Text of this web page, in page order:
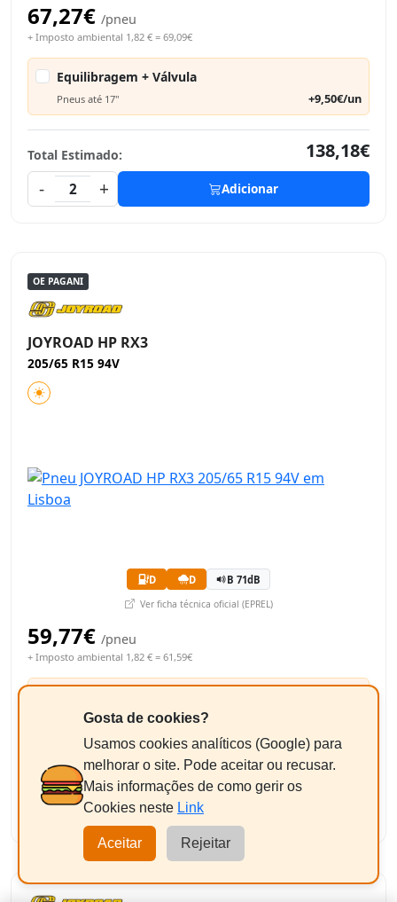
67,27€ /pneu
+ Imposto ambiental 1,82 € = 69,09€
Equilibragem + Válvula
Pneus até 17" +9,50€/un
Total Estimado:
138,18€
-
2 + Adicionar
OE PAGANI
JOYROAD HP RX3
205/65 R15 94V
D D B 71dB
Ver ficha técnica oficial (EPREL)
59,77€ /pneu
+ Imposto ambiental 1,82 € = 61,59€
Pneus até 17"
Total Estimado:
123,18€
-
2 +
Gosta de cookies?
Usamos cookies analíticos (Google) para
melhorar o site. Pode aceitar ou recusar.
Mais informações de como gerir os
Cookies neste Link
Aceitar Rejeitar